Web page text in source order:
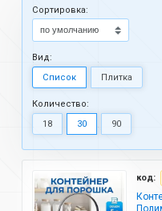
Cортировка:
Вид:
Список
Плитка
Количество:
18
30 90
код: